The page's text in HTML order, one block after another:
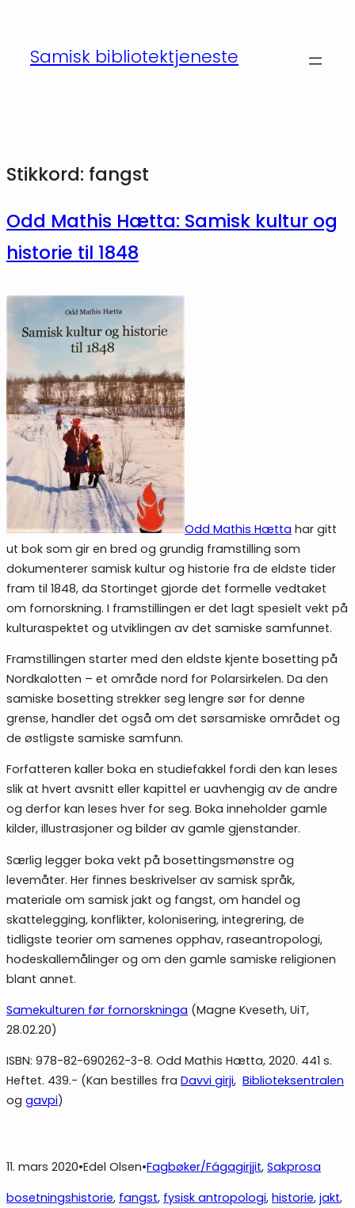
innholdSamisk bibliotektjeneste
Stikkord: fangst
Odd Mathis Hætta: Samisk kultur og
historie til 1848
Odd Mathis Hætta har gitt
ut bok som gir en bred og grundig framstilling som
dokumenterer samisk kultur og historie fra de eldste tider
fram til 1848, da Stortinget gjorde det formelle vedtaket
om fornorskning. I framstillingen er det lagt spesielt vekt på
kulturaspektet og utviklingen av det samiske samfunnet.
Framstillingen starter med den eldste kjente bosetting på
Nordkalotten – et område nord for Polarsirkelen. Da den
samiske bosetting strekker seg lengre sør for denne
grense, handler det også om det sørsamiske området og
de østligste samiske samfunn.
Forfatteren kaller boka en studiefakkel fordi den kan leses
slik at hvert avsnitt eller kapittel er uavhengig av de andre
og derfor kan leses hver for seg. Boka inneholder gamle
kilder, illustrasjoner og bilder av gamle gjenstander.
Særlig legger boka vekt på bosettingsmønstre og
levemåter. Her finnes beskrivelser av samisk språk,
materiale om samisk jakt og fangst, om handel og
skattelegging, konflikter, kolonisering, integrering, de
tidligste teorier om samenes opphav, raseantropologi,
hodeskallemålinger og om den gamle samiske religionen
blant annet.
Samekulturen før fornorskninga (Magne Kveseth, UiT,
28.02.20)
ISBN: 978-82-690262-3-8. Odd Mathis Hætta, 2020. 441 s.
Heftet. 439.- (Kan bestilles fra Davvi girji, Biblioteksentralen
og gavpi)
11. mars 2020•Edel Olsen•Fagbøker/Fágagirjjit, Sakprosa
bosetningshistorie, fangst, fysisk antropologi, historie, jakt